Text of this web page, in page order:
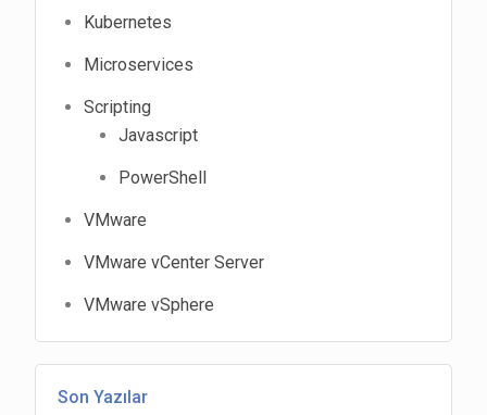
Kubernetes
Microservices
Scripting
Javascript
PowerShell
VMware
VMware vCenter Server
VMware vSphere
Son Yazılar